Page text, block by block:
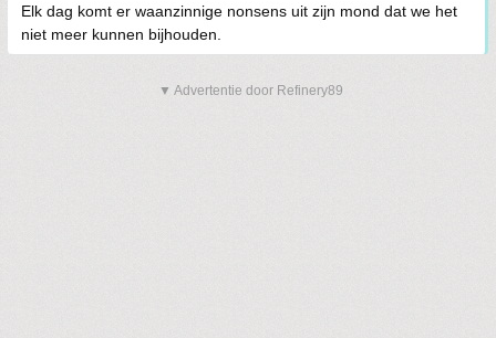
Elk dag komt er waanzinnige nonsens uit zijn mond dat we het
niet meer kunnen bijhouden.
▼ Advertentie door Refinery89